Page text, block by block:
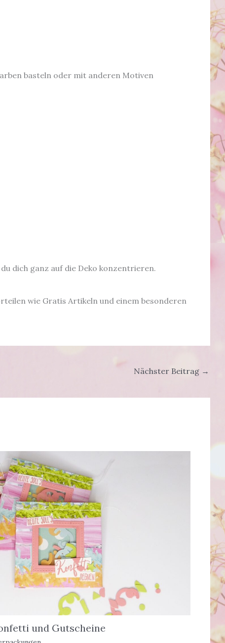
basteln oder mit anderen Motiven
dich ganz auf die Deko konzentrieren.
wie Gratis Artikeln und einem besonderen
Nächster Beitrag →
und Gutscheine